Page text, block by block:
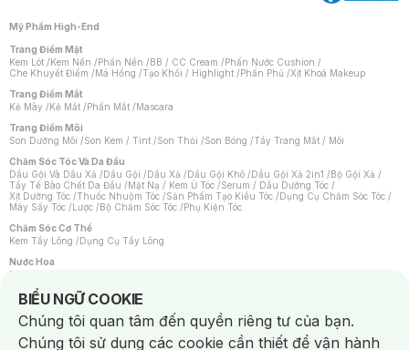
Mỹ Phẩm High-End
Trang Điểm Mặt
Kem Lót /Kem Nền /Phấn Nền /BB / CC Cream /Phấn Nước Cushion /
Che Khuyết Điểm /Má Hồng /Tạo Khối / Highlight /Phấn Phủ /Xịt Khoá Makeup
Trang Điểm Mắt
Kẻ Mày /Kẻ Mắt /Phấn Mắt /Mascara
Trang Điểm Môi
Son Dưỡng Môi /Son Kem / Tint /Son Thỏi /Son Bóng /Tẩy Trang Mắt / Môi
Chăm Sóc Tóc Và Da Đầu
Dầu Gội Và Dầu Xả /Dầu Gội /Dầu Xả /Dầu Gội Khô /Dầu Gội Xả 2in1 /Bộ Gội Xả /
Tẩy Tế Bào Chết Da Đầu /Mặt Nạ / Kem Ủ Tóc /Serum / Dầu Dưỡng Tóc /
Xịt Dưỡng Tóc /Thuốc Nhuộm Tóc /Sản Phẩm Tạo Kiểu Tóc /Dụng Cụ Chăm Sóc Tóc /
Máy Sấy Tóc /Lược /Bộ Chăm Sóc Tóc /Phụ Kiện Tóc
Chăm Sóc Cơ Thể
Kem Tẩy Lông /Dụng Cụ Tẩy Lông
Nước Hoa
Nước Hoa Nữ
Chăm Sóc Cá Nhân
Chống Muỗi /Khẩu Trang /Máy Massage/Mặt Nạ Xông Hơi /Nước Rửa Tay/
Sản Phẩm Chăm Sóc Khác /Bàn Chải Đánh Răng /Bàn Chải Điện/
Hỗ Trợ Trắng Răng/Kem Đánh Răng /Máy Tăm Nước/ Nước Súc Miệng/
BIỂU NGỮ COOKIE
Notice about cookies usage
Chúng tôi quan tâm đến quyền riêng tư của bạn.
Chúng tôi sử dụng các cookie cần thiết để vận hành